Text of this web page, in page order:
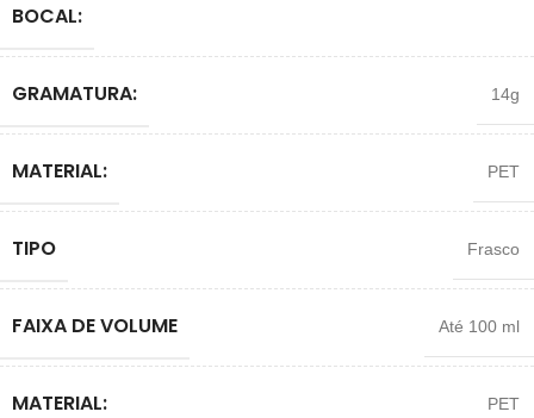
BOCAL:
GRAMATURA: 14g
MATERIAL: PET
TIPO Frasco
FAIXA DE VOLUME Até 100 ml
MATERIAL: PET